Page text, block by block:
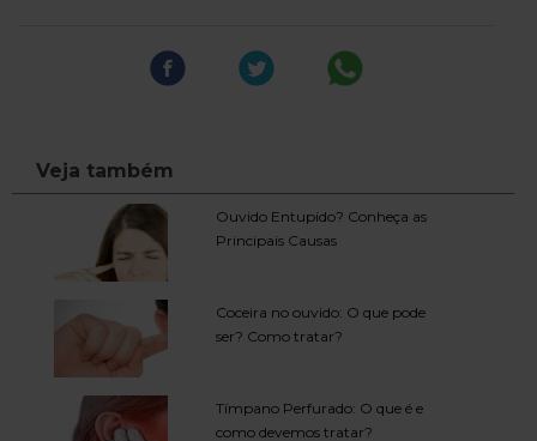
Ouvido Entupido? Conheça as
Principais Causas
Coceira no ouvido: O que pode
ser? Como tratar?
Tímpano Perfurado: O que é e
como devemos tratar?
Veja também